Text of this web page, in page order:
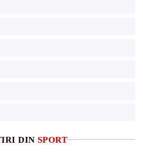
DIN SPORT